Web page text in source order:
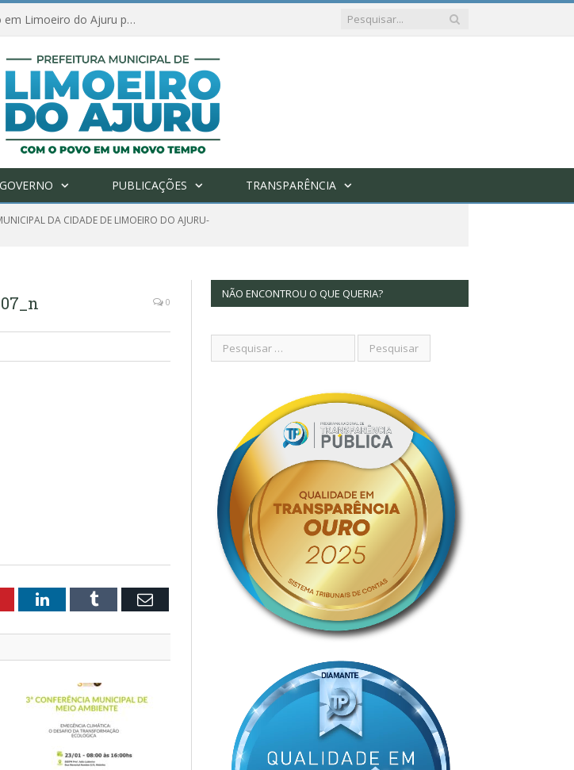
Amanhã começa nova etapa de vacinação em Limoeiro do Ajuru para idosos com 65 ou mais
PUBLICAÇÕES TRANSPARÊNCIA
DA CIDADE DE LIMOEIRO DO AJURU-
0
LinkedInTumblr Email
NÃO ENCONTROU O QUE QUERIA?